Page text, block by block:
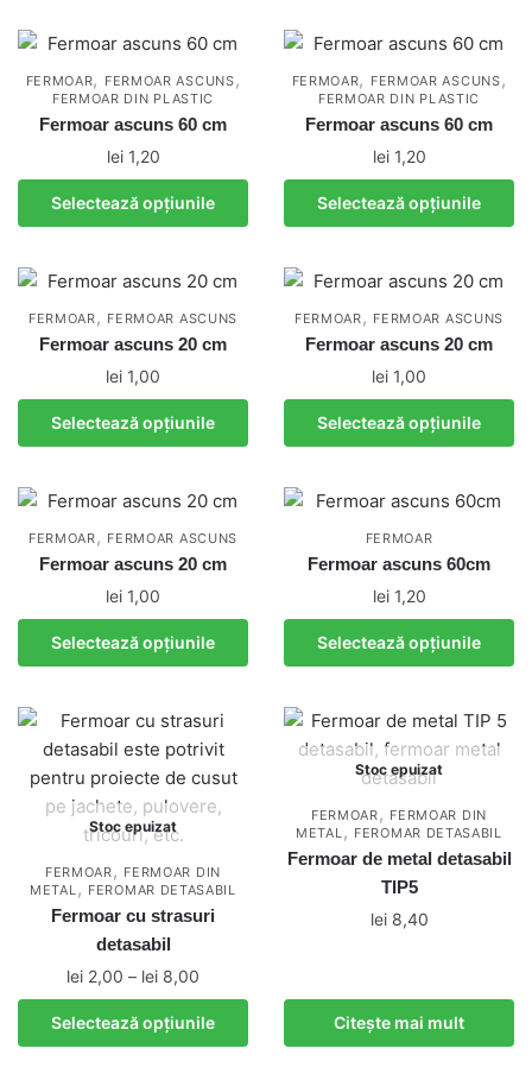
produsului.
mai
multe
variații.
Opțiunile
pot
fi
alese
pagina
mai
multe
variații.
Opțiunile
pot
fi
alese
pagina
FERMOAR, FERMOAR ASCUNS ,
FERMOAR DIN PLASTIC
Fermoar ascuns 60 cm
lei1,20
Selectează opțiunile
Acest
produs
mai
multe
variații.
Opțiunile
pot
fi
alese
pagina
produsului.
FERMOAR, FERMOAR ASCUNS ,
FERMOAR DIN PLASTIC
Fermoar ascuns 60 cm
lei1,20
Selectează opțiunile
Acest
produs
mai
multe
variații.
Opțiunile
pot
fi
alese
pagina
produsului.
FERMOAR , FERMOAR ASCUNS
Fermoar ascuns 20 cm
lei 1,00
Selectează opțiunile
Acest
produs
mai
multe
variații.
Opțiunile
pot
fi
alese
pagina
produsului.
FERMOAR , FERMOAR ASCUNS
Fermoar ascuns 20 cm
lei 1,00
Selectează opțiunile
Acest
produs
mai
multe
variații.
Opțiunile
pot
fi
alese
pagina
produsului.
FERMOAR , FERMOAR ASCUNS
Fermoar ascuns 20 cm
lei 1,00
Selectează opțiunile
Acest
produs
mai
multe
variații.
Opțiunile
pot
fi
alese
în
pagina
produsului.
FERMOAR
Fermoar ascuns 60cm
lei1,20
Selectează opțiunile
Acest
produs
mai
multe
variații.
Opțiunile
pot
fi
alese
în
Stoc epuizat
FERMOAR , FERMOAR DIN
METAL , FEROMAR DETASABIL
Fermoar cu strasuri
detasabil
lei 2,00 – lei 8,00
de
prețuri:
lei 2,00
Selectează opțiunile
Acest
produs
Stoc epuizat
FERMOAR , FERMOAR DIN
METAL , FEROMAR DETASABIL
Fermoar de metal detasabil
TIP5
lei8,40
Citește mai mult